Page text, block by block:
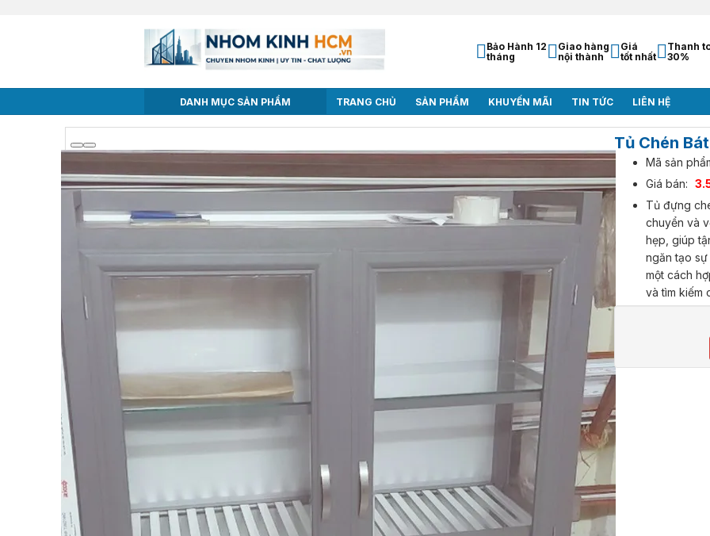
Bảo Hành 12
tháng
Giao hàng
nội thành
Giá
tốt nhất
Thanh
30%
DANH MỤC SẢN PHẨM TRANG CHỦ SẢN PHẨM KHUYẾN MÃI TIN TỨC LIÊN HỆ
Tủ Chén
Mã sản
Giá bán:
Tủ đựng
chuyển và
hẹp, giúp
ngăn tạo
một cách
và tìm kiếm